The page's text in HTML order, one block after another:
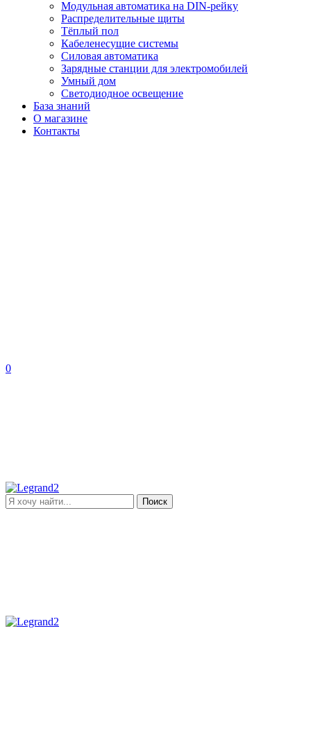
Модульная автоматика на DIN-рейку
Распределительные щиты
Тёплый пол
Кабеленесущие системы
Силовая автоматика
Зарядные станции для электромобилей
Умный дом
Светодиодное освещение
База знаний
О магазине
Контакты
0
Поиск